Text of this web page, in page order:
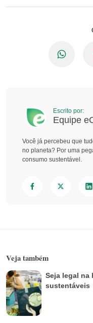
Escrito por:
Equipe
Você já percebeu que
no planeta? Por uma
consumo sustentável.
Veja também
Seja legal na
sustentáveis